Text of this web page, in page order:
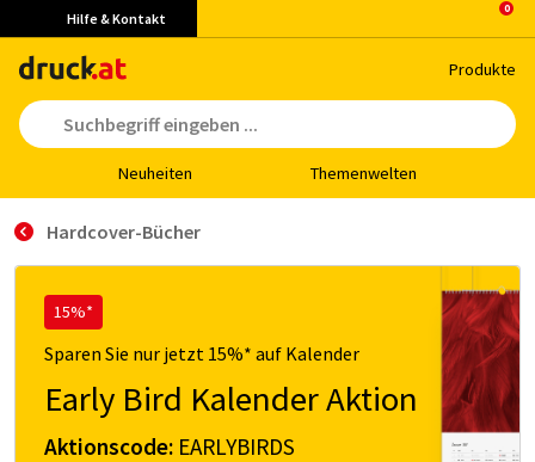
Hilfe & Kontakt
Pro­duk­te
Neu­hei­ten The­men­wel­ten
Har­d­­co­­ver-Bücher
15%*
Sparen Sie nur jetzt 15%* auf Kalender
Early Bird Kalender Aktion
Aktionscode: EARLYBIRDS